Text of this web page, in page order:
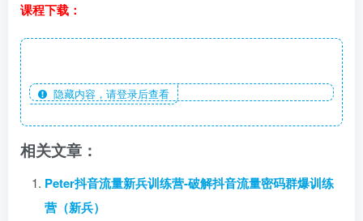
课程下载：
隐藏内容，请登录后查看
相关文章：
Peter抖音流量新兵训练营-破解抖音流量密码群爆训练
营（新兵）